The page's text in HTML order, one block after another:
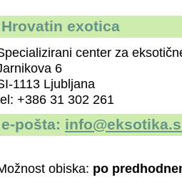
Hrovatin exotica
center za
6
1113 Ljubljana
+386 31 302 261
e-pošta:
obiska: po